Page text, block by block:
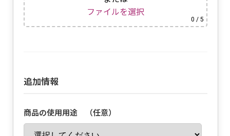
ファイルを選択
0 / 5
追加情報
商品の使用用途 （任意）